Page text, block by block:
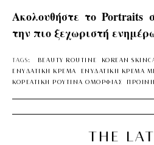
Ακολουθήστε το Portraits
την πιο ξεχωριστή
TAGS: BEAUTY ROUTINE KOREAN
ΕΝΥΔΑΤΙΚΗ ΚΡΕΜΑ
ΕΝΥΔΑΤΙΚΗ ΚΡΕΜΑ
ΚΟΡΕΑΤΙΚΗ ΡΟΥΤΙΝΑ ΟΜΟΡΦΙΑΣ
THE